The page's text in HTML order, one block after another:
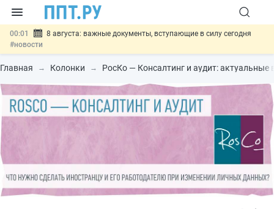
00:01
8 августа: важные документы, вступающие в силу сегодня
#новости
07.08 Подписан закон о блокировке продажи опасных товаров через
«Честный знак»#новости
07.08 Госпошлину за устранение ошибок в документах предлагают
отменить#новости
Главная Колонки РосКо — Консалтинг и аудит: актуальные